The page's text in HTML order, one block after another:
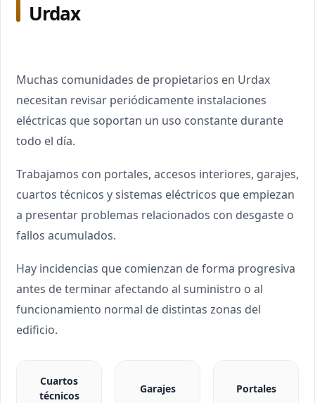
Urdax
Muchas comunidades de propietarios en Urdax
necesitan revisar periódicamente instalaciones
eléctricas que soportan un uso constante durante
todo el día.
Trabajamos con portales, accesos interiores, garajes,
cuartos técnicos y sistemas eléctricos que empiezan
a presentar problemas relacionados con desgaste o
fallos acumulados.
Hay incidencias que comienzan de forma progresiva
antes de terminar afectando al suministro o al
funcionamiento normal de distintas zonas del
edificio.
Cuartos
técnicos
Garajes Portales